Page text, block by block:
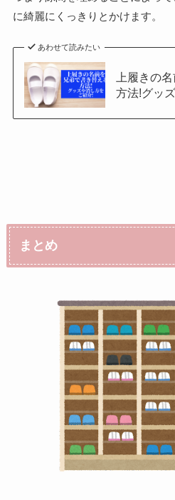
に綺麗にくっきりとかけます。
あわせて読みたい
上履きの
方法!グッ
まとめ